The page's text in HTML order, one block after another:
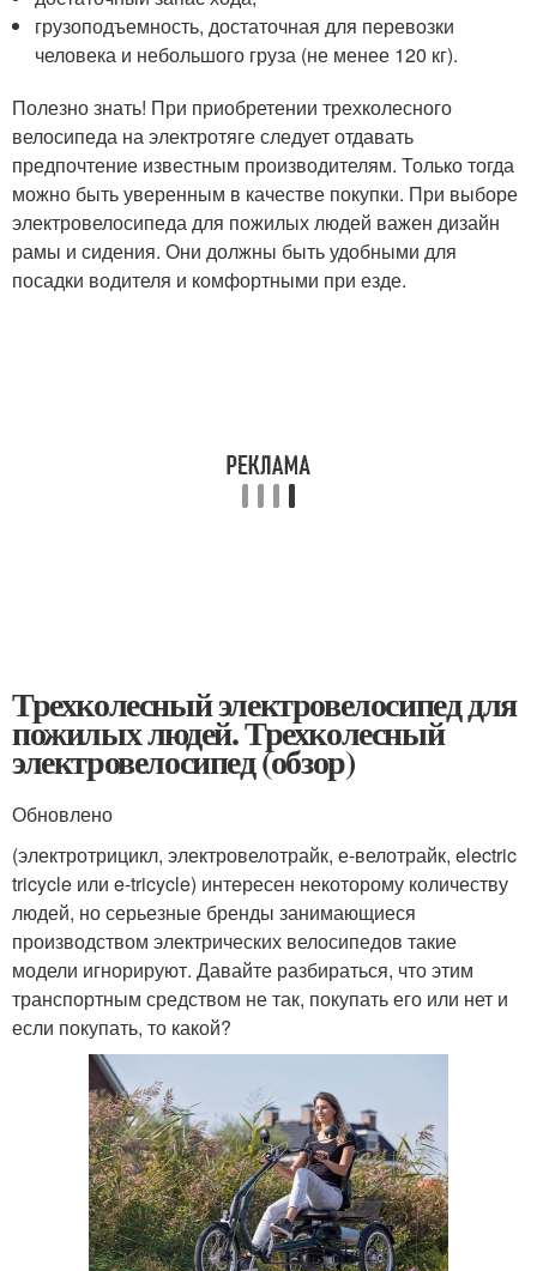
грузоподъемность, достаточная для перевозки
человека и небольшого груза (не менее 120 кг).
Полезно знать! При приобретении трехколесного
велосипеда на электротяге следует отдавать
предпочтение известным производителям. Только тогда
можно быть уверенным в качестве покупки. При выборе
электровелосипеда для пожилых людей важен дизайн
рамы и сидения. Они должны быть удобными для
посадки водителя и комфортными при езде.
Трехколесный электровелосипед для
пожилых людей. Трехколесный
электровелосипед (обзор)
Обновлено
(электротрицикл, электровелотрайк, е-велотрайк, electric
tricycle или e-tricycle) интересен некоторому количеству
людей, но серьезные бренды занимающиеся
производством электрических велосипедов такие
модели игнорируют. Давайте разбираться, что этим
транспортным средством не так, покупать его или нет и
если покупать, то какой?